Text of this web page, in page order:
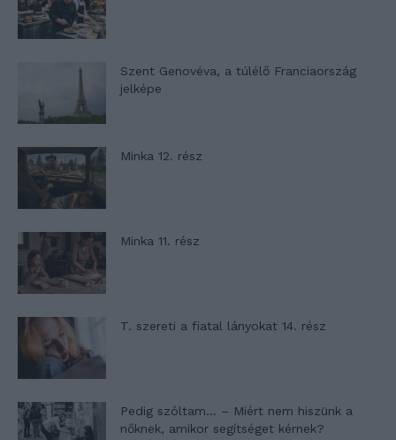
Szent Genovéva, a túlélő Franciaország
jelképe
Minka 12. rész
Minka 11. rész
T. szereti a fiatal lányokat 14. rész
Pedig szóltam… – Miért nem hiszünk a
nőknek, amikor segítséget kérnek?